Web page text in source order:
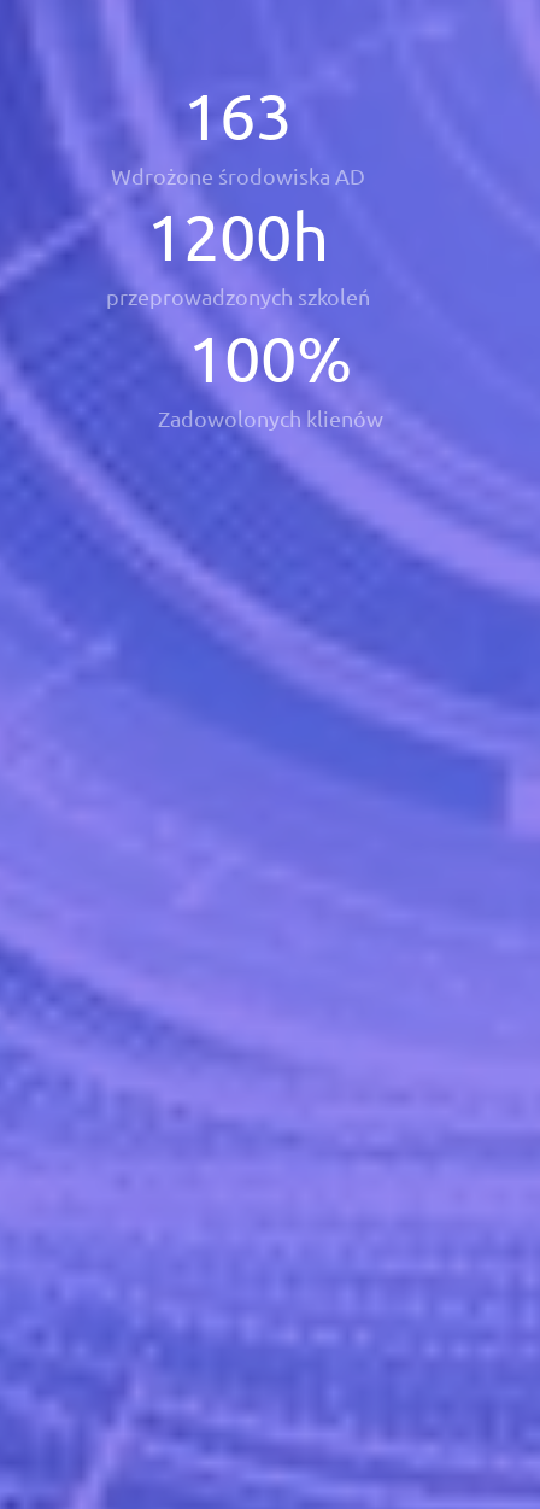
163
Wdrożone środowiska AD
1200h
przeprowadzonych szkoleń
100%
Zadowolonych klienów